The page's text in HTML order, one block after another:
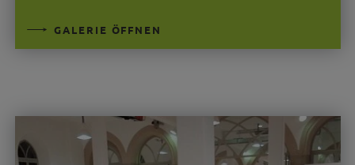
GALERIE ÖFFNEN